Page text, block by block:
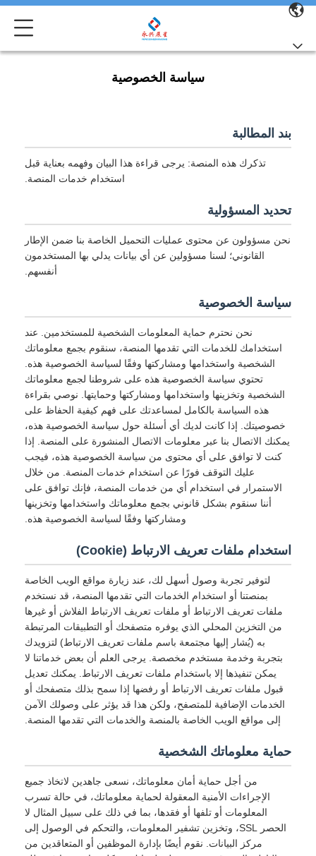
سياسة الخصوصية
بند المطالبة
تذكرك هذه المنصة: يرجى قراءة هذا البيان وفهمه بعناية قبل
استخدام خدمات المنصة.
تحديد المسؤولية
نحن مسؤولون عن محتوى عمليات التحميل الخاصة بنا ضمن الإطار
القانوني؛ لسنا مسؤولين عن أي بيانات يدلي بها المستخدمون
أنفسهم.
سياسة الخصوصية
نحن نحترم حماية المعلومات الشخصية للمستخدمين. عند
استخدامك للخدمات التي تقدمها المنصة، سنقوم بجمع معلوماتك
الشخصية واستخدامها ومشاركتها وفقًا لسياسة الخصوصية هذه.
تحتوي سياسة الخصوصية هذه على شروطنا لجمع معلوماتك
الشخصية وتخزينها واستخدامها ومشاركتها وحمايتها. نوصي بقراءة
هذه السياسة بالكامل لمساعدتك على فهم كيفية الحفاظ على
خصوصيتك. إذا كانت لديك أي أسئلة حول سياسة الخصوصية هذه،
يمكنك الاتصال بنا عبر معلومات الاتصال المنشورة على المنصة. إذا
كنت لا توافق على أي محتوى من سياسة الخصوصية هذه، فيجب
عليك التوقف فورًا عن استخدام خدمات المنصة. من خلال
الاستمرار في استخدام أي من خدمات المنصة، فإنك توافق على
أننا سنقوم بشكل قانوني بجمع معلوماتك واستخدامها وتخزينها
ومشاركتها وفقًا لسياسة الخصوصية هذه.
استخدام ملفات تعريف الارتباط (Cookie)
لتوفير تجربة وصول أسهل لك، عند زيارة مواقع الويب الخاصة
بمنصتنا أو استخدام الخدمات التي تقدمها المنصة، قد نستخدم
ملفات تعريف الارتباط أو ملفات تعريف الارتباط الفلاش أو غيرها
من التخزين المحلي الذي يوفره متصفحك أو التطبيقات المرتبطة
به (يُشار إليها مجتمعة باسم ملفات تعريف الارتباط) لتزويدك
بتجربة وخدمة مستخدم مخصصة. يرجى العلم أن بعض خدماتنا لا
يمكن تنفيذها إلا باستخدام ملفات تعريف الارتباط. يمكنك تعديل
قبول ملفات تعريف الارتباط أو رفضها إذا سمح بذلك متصفحك أو
الخدمات الإضافية للمتصفح، ولكن هذا قد يؤثر على وصولك الآمن
إلى مواقع الويب الخاصة بالمنصة والخدمات التي تقدمها المنصة.
حماية معلوماتك الشخصية
من أجل حماية أمان معلوماتك، نسعى جاهدين لاتخاذ جميع
الإجراءات الأمنية المعقولة لحماية معلوماتك، في حالة تسرب
المعلومات أو تلفها أو فقدها، بما في ذلك على سبيل المثال لا
الحصر SSL، وتخزين تشفير المعلومات، والتحكم في الوصول إلى
مركز البيانات. نقوم أيضًا بإدارة الموظفين أو المتعاقدين من